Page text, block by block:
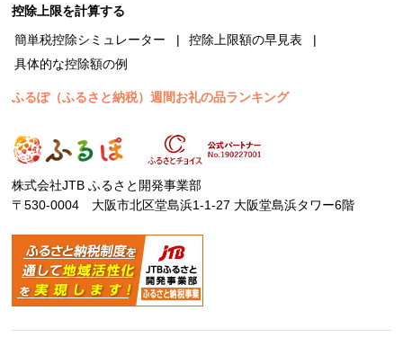
控除上限を計算する
簡単税控除シミュレーター
控除上限額の早見表
具体的な控除額の例
ふるぽ（ふるさと納税）週間お礼の品ランキング
株式会社JTB ふるさと開発事業部
〒530-0004 大阪市北区堂島浜1-1-27 大阪堂島浜タワー6階